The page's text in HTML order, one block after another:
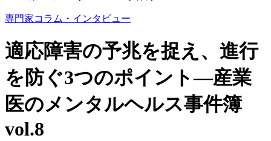
専門家コラム・インタビュー
適応障害の予兆を捉え、進行
を防ぐ3つのポイント―産業
医のメンタルヘルス事件簿
vol.8